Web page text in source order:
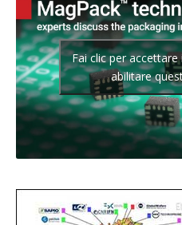
Fai clic per
abilitare